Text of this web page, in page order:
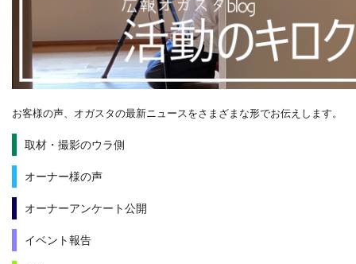
お客様の声、オガスタの最新ニュースをさまざまな形でお伝えします。
取材・撮影のウラ側
オーナー様の声
オーナーアンケート公開
イベント報告